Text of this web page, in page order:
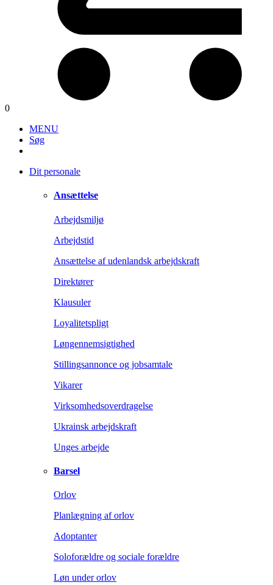
0
MENU
Søg
Dit personale
Ansættelse
Arbejdsmiljø
Arbejdstid
Ansættelse af udenlandsk arbejdskraft
Direktører
Klausuler
Loyalitetspligt
Løngennemsigtighed
Stillingsannonce og jobsamtale
Vikarer
Virksomhedsoverdragelse
Ukrainsk arbejdskraft
Unges arbejde
Barsel
Orlov
Planlægning af orlov
Adoptanter
Soloforældre og sociale forældre
Løn under orlov